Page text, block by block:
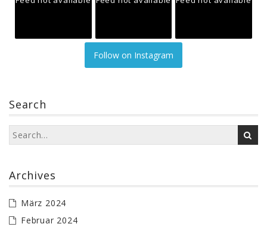
Follow on Instagram
Search
Archives
März 2024
Februar 2024